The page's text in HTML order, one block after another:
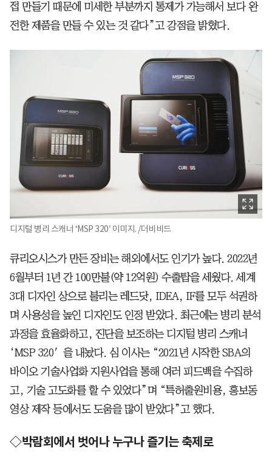
접 만들기 때문에 미세한 부분까지 통제가 가능해서 보다 완
전한 제품을 만들 수 있는 것 같다”고 강점을 밝혔다.
디지털 병리 스캐너 ‘MSP 320′ 이미지. /더비비드
큐리오시스가 만든 장비는 해외에서도 인기가 높다. 2022년
6월부터 1년 간 100만불(약 12억원) 수출탑을 세웠다. 세계
3대 디자인 상으로 불리는 레드닷, IDEA, IF를 모두 석권하
며 사용성을 높인 디자인도 인정 받았다. 최근에는 병리 분석
과정을 효율화하고, 진단을 보조하는 디지털 병리 스캐너
‘MSP 320′을 내놨다. 심 이사는 “2021년 시작한 SBA의
바이오 기술사업화 지원사업을 통해 여러 피드백을 수집하
고, 기술 고도화를 할 수 있었다”며 “특허출원비용, 홍보동
영상 제작 등에서도 도움을 많이 받았다”고 했다.
◇박람회에서 벗어나 누구나 즐기는 축제로